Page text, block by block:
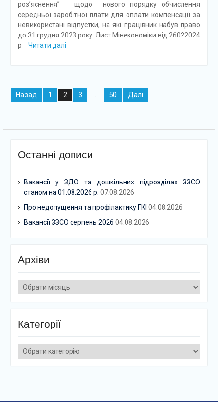
роз’яснення” щодо нового порядку обчислення
середньої заробітної плати для оплати компенсації за
невикористані відпустки, на які працівник набув право
до 31 грудня 2023 року Лист Мінекономіки від 26022024
р
Читати далі
Навігація
записів
Назад 1 2 3 50 Далі
Останні дописи
Вакансії у ЗДО та дошкільних підрозділах ЗЗСО
станом на 01.08.2026 р. 07.08.2026
Про недопущення та профілактику ГКІ 04.08.2026
Вакансії ЗЗСО серпень 2026 04.08.2026
Архіви
Архіви
Категорії
Категорії